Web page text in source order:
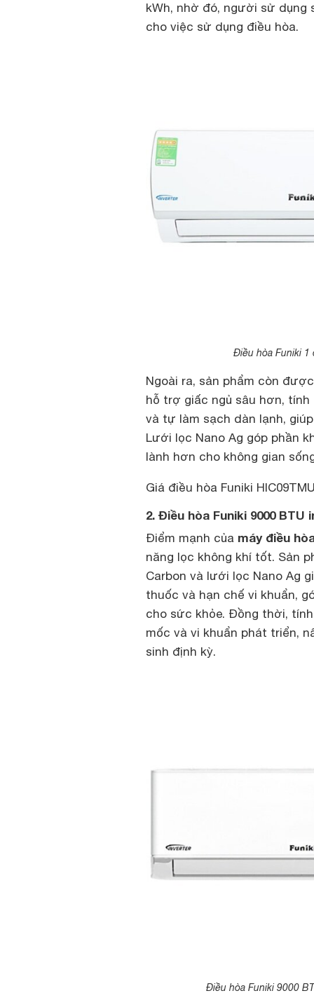
kWh, nhờ đó, người sử dụng
cho việc sử dụng điều hòa.
Điều hòa Funiki 1
Ngoài ra, sản phẩm còn
hỗ trợ giấc ngủ sâu hơn,
và tự làm sạch dàn lạnh,
Lưới lọc Nano Ag góp phần
lành hơn cho không gian
Giá điều hòa Funiki
2. Điều hòa Funiki 9000 BTU
Điểm mạnh của máy điều
năng lọc không khí tốt. Sản
Carbon và lưới lọc Nano Ag
thuốc và hạn chế vi khuẩn,
cho sức khỏe. Đồng thời,
mốc và vi khuẩn phát triển,
sinh định kỳ.
Điều hòa Funiki 9000